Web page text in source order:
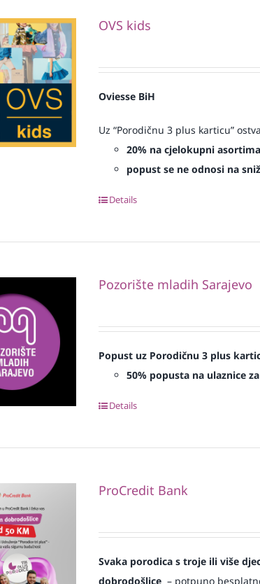
OVS kids
Oviesse BiH
Uz “Porodičnu 3 plus karticu”
20% na cjelokupni
popust se ne odnosi na
Details
Pozorište mladih Sarajevo
Popust uz Porodičnu 3 plus
50% popusta na ulaznice
Details
ProCredit Bank
Svaka porodica s troje ili više
dobrodošlice– potpuno